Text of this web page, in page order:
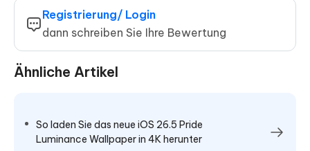
Registrierung/ Login
dann schreiben Sie Ihre Bewertung
Ähnliche Artikel
So laden Sie das neue iOS 26.5 Pride
Luminance Wallpaper in 4K herunter